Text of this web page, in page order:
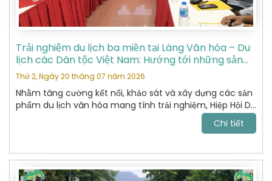
Trải nghiệm du lịch ba miền tại Làng Văn hóa – Du
lịch các Dân tộc Việt Nam: Hướng tới những sản
phẩm du lịch văn hóa đặc sắc
Thứ 2, Ngày 20 tháng 07 năm 2026
Nhằm tăng cường kết nối, khảo sát và xây dựng các sản
phẩm du lịch văn hóa mang tính trải nghiệm, Hiệp Hội Du
Lịch Hoàn Kiếm đã tham gia chương trình khảo sát thực
tế tại Làng Văn hóa – Du lịch các Dân tộc Việt Nam do
Chi tiết